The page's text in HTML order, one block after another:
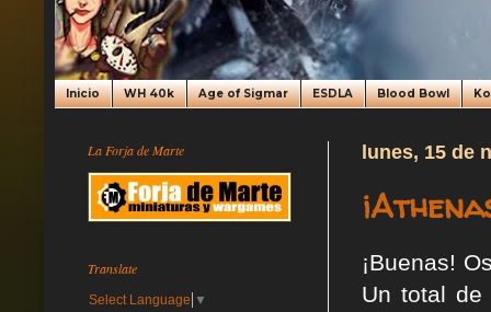
Inicio WH 40k Age of Sigmar ESDLA Blood Bowl
lunes, 15 de
¡Buenas!
Un total de
La Forja de Marte
Translate
Select Language ▼